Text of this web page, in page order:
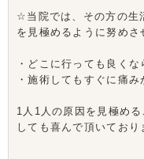
☆当院では、その方の生
を見極めるように努めさ
・どこに行っても良くな
・施術してもすぐに痛み
1人1人の原因を見極め
しても喜んで頂いており